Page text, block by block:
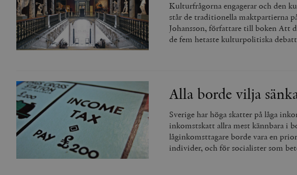
Kulturfrågorna engagerar och den
står de traditionella maktpartierna
Johansson, författare till boken Att
de fem hetaste kulturpolitiska
Alla borde vilja
Sverige har höga skatter på låga
inkomstskatt allra mest kännbara i
låginkomsttagare borde vara en
individer, och för socialister som